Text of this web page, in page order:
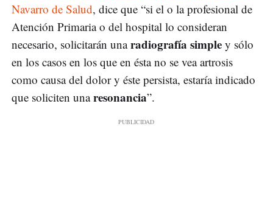
Navarro de Salud, dice que “si el o la profesional de
Atención Primaria o del hospital lo consideran
necesario, solicitarán unaradiografía simple y sólo
en los casos en los que en ésta no se vea artrosis
como causa del dolor y éste persista, estaría indicado
que soliciten unaresonancia”.